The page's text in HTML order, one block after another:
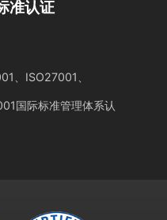
准认证
、ISO27001、
国际标准管理体系认